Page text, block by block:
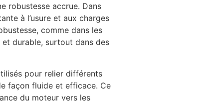
robustesse accrue. Dans
à l’usure et aux charges
comme dans les
et durable, surtout dans des
pour relier différents
façon fluide et efficace. Ce
du moteur vers les